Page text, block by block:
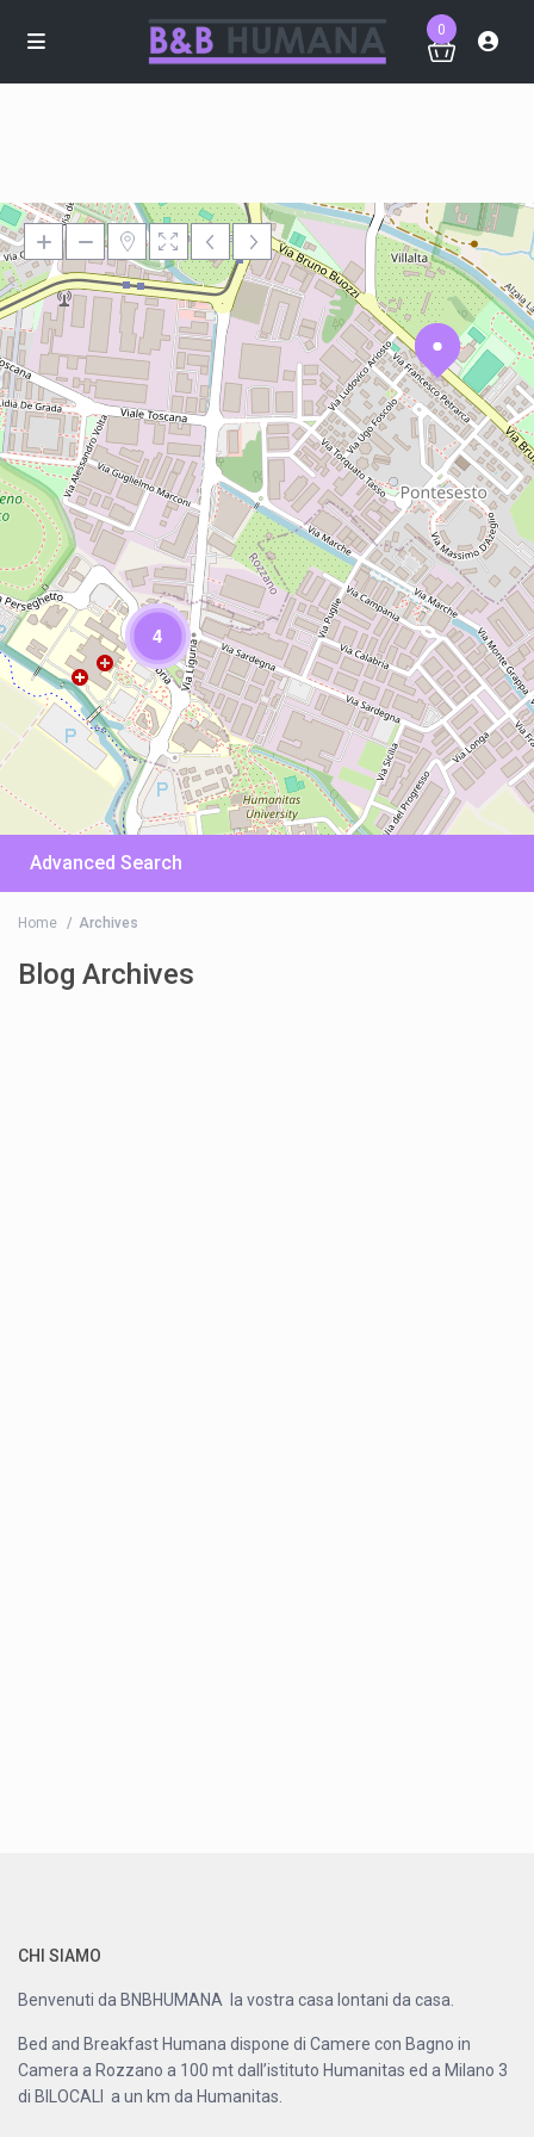
0
4
Loading Maps
Advanced Search
Home Archives
Blog Archives
CHI SIAMO
Benvenuti da BNBHUMANA la vostra casa lontani da casa.
Bed and Breakfast Humana dispone di Camere con Bagno in
Camera a Rozzano a 100 mt dall’istituto Humanitas ed a Milano 3
di BILOCALI a un km da Humanitas.